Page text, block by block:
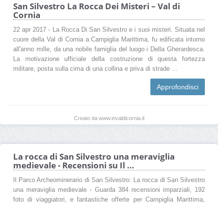
San Silvestro La Rocca Dei Misteri – Val di
Cornia
22 apr 2017 - La Rocca Di San Silvestro e i suoi misteri. Situata nel
cuore della Val di Cornia a Campiglia Marittima, fu edificata intorno
all'anno mille, da una nobile famiglia del luogo i Della Gherardesca.
La motivazione ufficiale della costruzione di questa fortezza
militare, posta sulla cima di una collina e priva di strade ...
Approfondisci
Creato da www.invaldicornia.it
La rocca di San Silvestro una meraviglia
medievale - Recensioni su Il ...
Il Parco Archeominerario di San Silvestro: La rocca di San Silvestro
una meraviglia medievale - Guarda 384 recensioni imparziali, 192
foto di viaggiatori, e fantastiche offerte per Campiglia Marittima,